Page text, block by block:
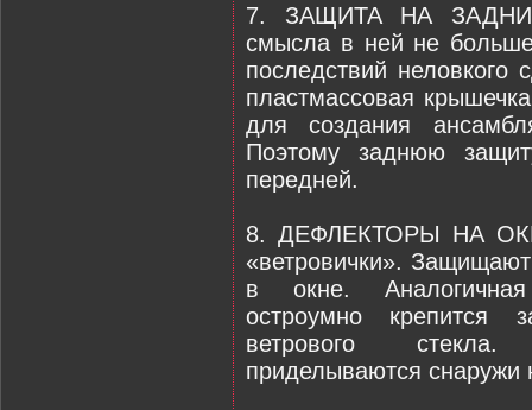
7. ЗАЩИТА НА
смысла в ней не
последствий неловкого
пластмассовая
для создания
Поэтому заднюю
передней.
8. ДЕФЛЕКТОРЫ НА
«ветровички».
в окне. Аналогичная
остроумно
ветрового
приделываются снаружи